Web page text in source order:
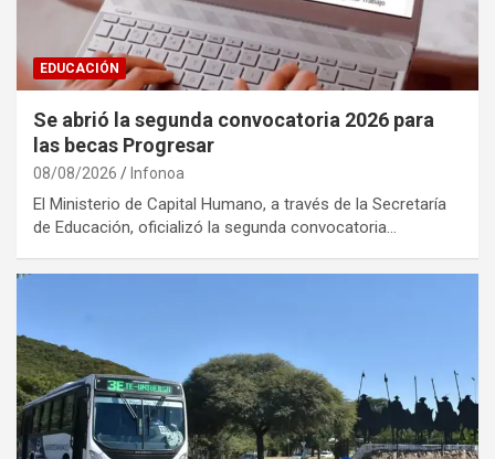
EDUCACIÓN
Se abrió la segunda convocatoria 2026 para
las becas Progresar
08/08/2026 Infonoa
El Ministerio de Capital Humano, a través de la Secretaría
de Educación, oficializó la segunda convocatoria…